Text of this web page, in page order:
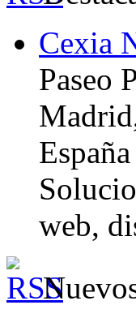
Cexia
Paseo
España
web,